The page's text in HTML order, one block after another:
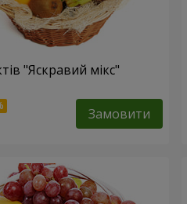
"Яскравий мікс"
Замовити